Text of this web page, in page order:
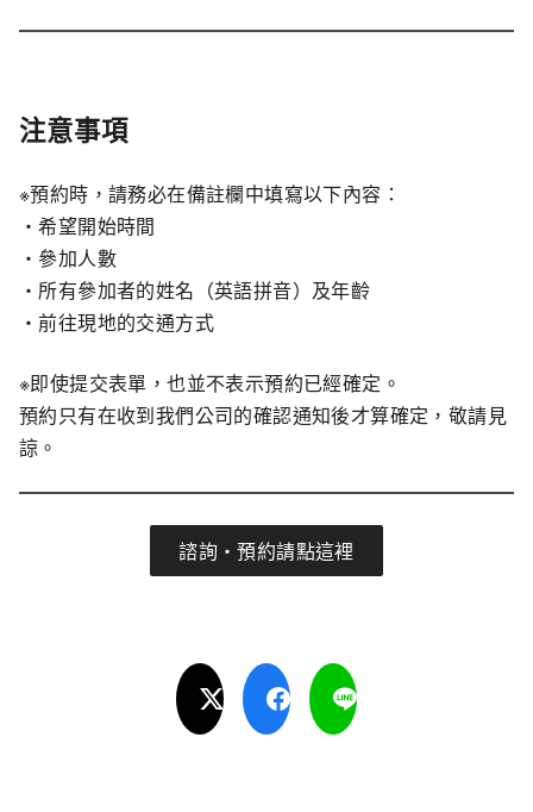
注意事項
※預約時，請務必在備註欄中填寫以下內容：
・希望開始時間
・參加人數
・所有參加者的姓名（英語拼音）及年齡
・前往現地的交通方式
※即使提交表單，也並不表示預約已經確定。
預約只有在收到我們公司的確認通知後才算確定，敬請見
諒。
諮詢・預約請點這裡